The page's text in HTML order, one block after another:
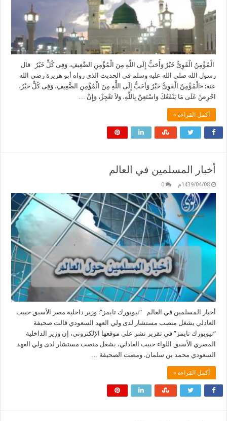
الْمُؤْمِنُ الْقَوِىُّ خَيْرٌ وَأَحَبُّ إِلَى اللَّهِ مِنَ الْمُؤْمِنِ الضَّعِيفِ، وَفِى كُلٍّ خَيْرٌ قال
رسول الله صلى الله عليه وسلم في الحديث الذي رواه أبو هريرة رضي الله
عنه: «الْمُؤْمِنُ الْقَوِىُّ خَيْرٌ وَأَحَبُّ إِلَى اللَّهِ مِنَ الْمُؤْمِنِ الضَّعِيفِ، وَفِى كُلٍّ خَيْرٌ،
احْرِصْ عَلَى مَا يَنْفَعُكَ وَاسْتَعِنْ بِاللَّهِ، وَلاَ تَعْجِزْ، وَإِنْ …
أكمل القراءة »
أخبار المسلمين في العالم
1439/04/08م 0
أخبار المسلمين في العالم “نيويورك تايمز”: وزير داخلية مصر الأسبق حبيب
العادلي يشغل منصب مستشار لدى ولي العهد السعودي قالت صحيفة
“نيويورك تايمز” في تقرير نشر على موقعها الإلكتروني، إن وزير الداخلية
المصري الأسبق اللواء حبيب العادلي، يشغل منصب مستشار لدى ولي العهد
السعودي محمد بن سلمان. ومضت الصحيفة …
أكمل القراءة »